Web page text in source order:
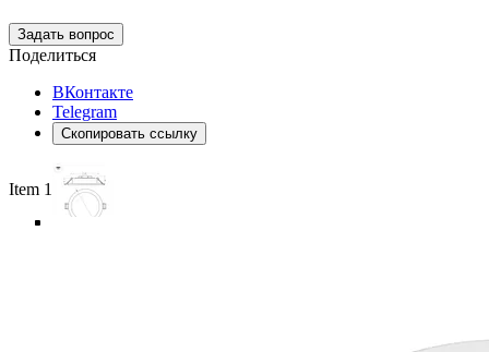
Задать вопрос
Поделиться
ВКонтакте
Telegram
Скопировать ссылку
Item 1 of 6